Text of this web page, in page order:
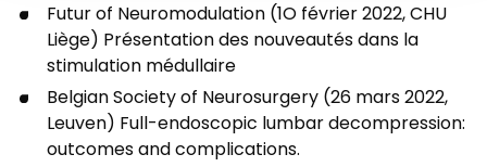
Futur of Neuromodulation (1O février 2022, CHU
Liège) Présentation des nouveautés dans la
stimulation médullaire
Belgian Society of Neurosurgery (26 mars 2022,
Leuven) Full-endoscopic lumbar decompression:
outcomes and complications.